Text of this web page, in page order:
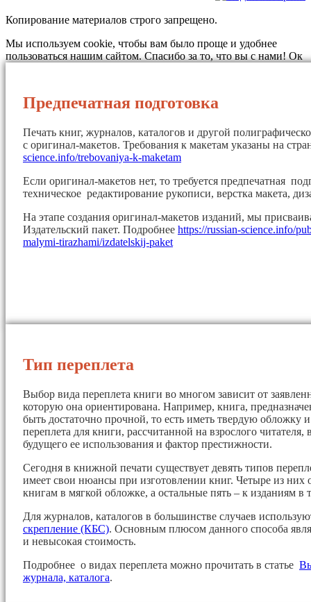
Копирование материалов строго запрещено.
Мы используем cookie, чтобы вам было проще и удобнее
пользоваться нашим сайтом. Спасибо за то, что вы с нами!Ок
Предпечатная подготовка
Печать книг, журналов, каталогов и другой
с оригинал-макетов. Требования к макетам указаны на
science.info/trebovaniya-k-maketam
Если оригинал-макетов нет, то требуется предпечатная
техническое редактирование рукописи, верстка макета,
На этапе создания оригинал-макетов изданий, мы
Издательский пакет. Подробнее https://russian-science.info/
malymi-tirazhami/izdatelskij-paket
Тип переплета
Выбор вида переплета книги во многом зависит от
которую она ориентирована. Например, книга,
быть достаточно прочной, то есть иметь твердую
переплета для книги, рассчитанной на взрослого читателя,
будущего ее использования и фактор престижности.
Сегодня в книжной печати существует девять типов
имеет свои нюансы при изготовлении книг. Четыре из них
книгам в мягкой обложке, а остальные пять – к изданиям в
Для журналов, каталогов в большинстве случаев
скрепление (КБС). Основным плюсом данного способа
и невысокая стоимость.
Подробнее о видах переплета можно прочитать в статье
журнала, каталога.